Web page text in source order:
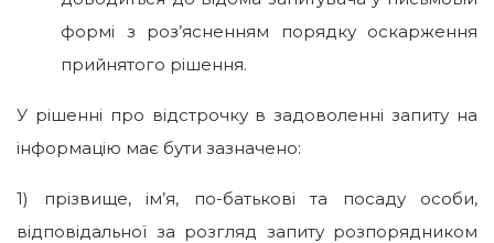
формі з роз’ясненням порядку оскарження
прийнятого рішення.
У рішенні про відстрочку в задоволенні запиту на
інформацію має бути зазначено:
1) прізвище, ім’я, по-батькові та посаду особи,
відповідальної за розгляд запиту розпорядником